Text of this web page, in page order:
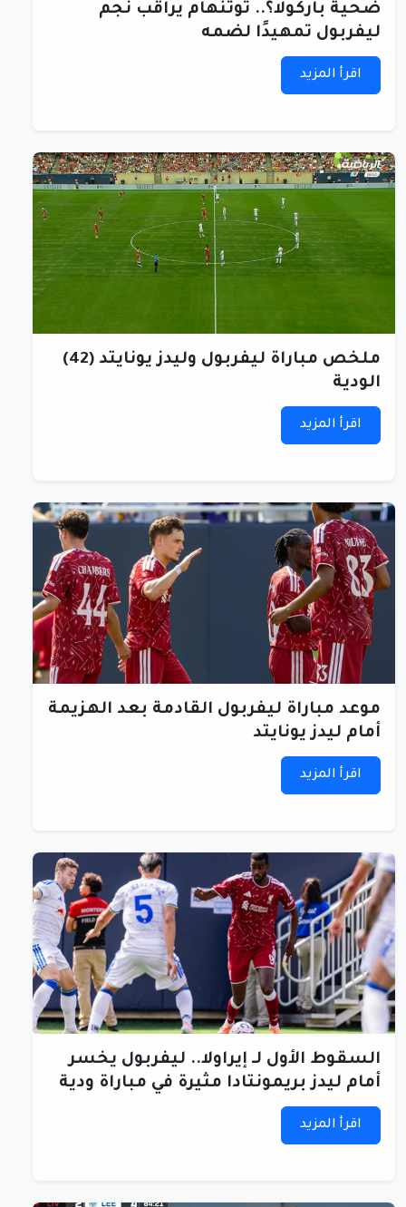
ضحية باركولا؟.. توتنهام يراقب نجم
ليفربول تمهيدًا لضمه
اقرأ المزيد
ملخص مباراة ليفربول وليدز يونايتد (42)
الودية
اقرأ المزيد
موعد مباراة ليفربول القادمة بعد الهزيمة
أمام ليدز يونايتد
اقرأ المزيد
السقوط الأول لـ إيراولا.. ليفربول يخسر
أمام ليدز بريمونتادا مثيرة في مباراة ودية
اقرأ المزيد